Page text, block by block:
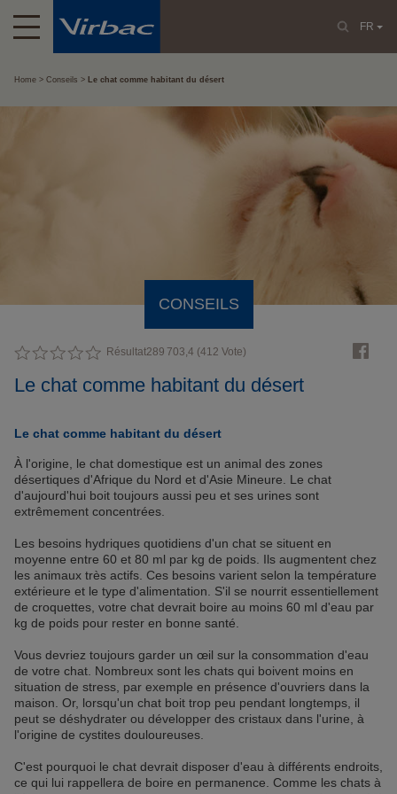
FR
Home Conseils Le chat comme habitant du désert
CONSEILS
Résultat289 703,4 (412 Vote)
Le chat comme habitant du désert
Le chat comme habitant du désert
À l'origine, le chat domestique est un animal des zones
désertiques d'Afrique du Nord et d'Asie Mineure. Le chat
d'aujourd'hui boit toujours aussi peu et ses urines sont
extrêmement concentrées.
Les besoins hydriques quotidiens d'un chat se situent en
moyenne entre 60 et 80 ml par kg de poids. Ils augmentent chez
les animaux très actifs. Ces besoins varient selon la température
extérieure et le type d'alimentation. S'il se nourrit essentiellement
de croquettes, votre chat devrait boire au moins 60 ml d'eau par
kg de poids pour rester en bonne santé.
Vous devriez toujours garder un œil sur la consommation d'eau
de votre chat. Nombreux sont les chats qui boivent moins en
situation de stress, par exemple en présence d'ouvriers dans la
maison. Or, lorsqu'un chat boit trop peu pendant longtemps, il
peut se déshydrater ou développer des cristaux dans l'urine, à
l'origine de cystites douloureuses.
C'est pourquoi le chat devrait disposer d'eau à différents endroits,
ce qui lui rappellera de boire en permanence. Comme les chats à